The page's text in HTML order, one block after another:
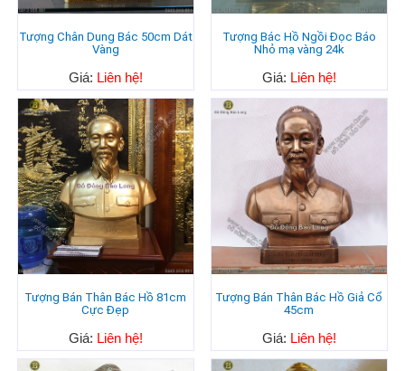
Tượng Chân Dung Bác 50cm Dát
Vàng
Giá: Liên hệ!
Tượng Bác Hồ Ngồi Đọc Báo
Nhỏ mạ vàng 24k
Giá: Liên hệ!
Tượng Bán Thân Bác Hồ 81cm
Cực Đẹp
Giá: Liên hệ!
Tượng Bán Thân Bác Hồ Giả Cổ
45cm
Giá: Liên hệ!